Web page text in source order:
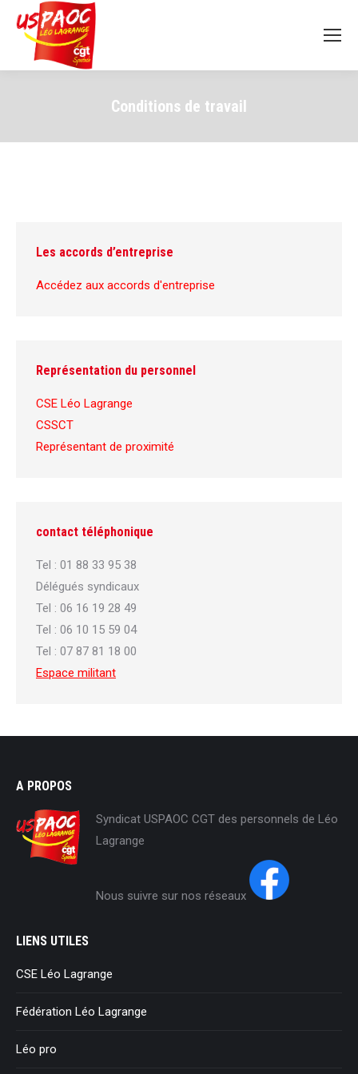
Conditions de travail
Les accords d’entreprise
Accédez aux accords d'entreprise
Représentation du personnel
CSE Léo Lagrange
CSSCT
Représentant de proximité
contact téléphonique
Tel : 01 88 33 95 38
Délégués syndicaux
Tel : 06 16 19 28 49
Tel : 06 10 15 59 04
Tel : 07 87 81 18 00
Espace militant
A PROPOS
Syndicat USPAOC CGT des personnels de Léo
Lagrange
Nous suivre sur nos réseaux
LIENS UTILES
CSE Léo Lagrange
Fédération Léo Lagrange
Léo pro